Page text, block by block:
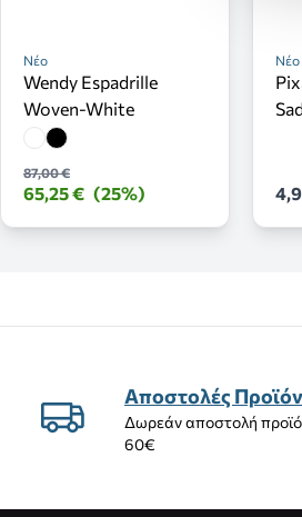
Νέο
Wendy Espadrille
Woven-White
87,00 €
65,25 € (25%)
Νέο
Αποστολές
Δωρεάν αποστολή
60€